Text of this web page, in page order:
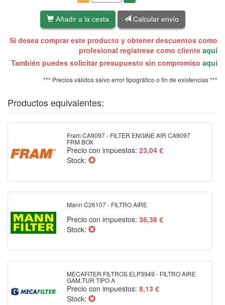
Añadir a la cesta Calcular envío
Si desea comprar este producto y obtener descuentos como
profesional registrese como cliente aquí
También puedes solicitar presupuesto sin compromiso aquí
*** Precios válidos salvo error tipográfico o fin de existencias ***
Productos equivalentes:
Fram CA9097 - FILTER ENGINE AIR CA9097
FRM BOX
Precio con impuestos: 23,04 €
Stock:
Mann C26107 - FILTRO AIRE
Precio con impuestos: 38,38 €
Stock:
MECAFITER FILTROS ELP3949 - FILTRO AIRE
GAM.TUR TIPO A
Precio con impuestos: 8,13 €
Stock: